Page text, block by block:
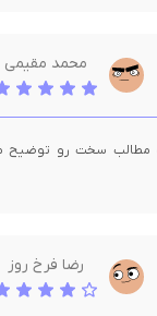
محمد مقیمی
مطالب سخت رو توضیح
رضا فرخ روز